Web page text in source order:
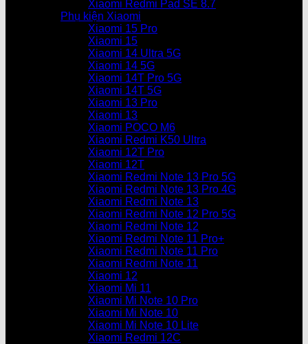
Xiaomi Redmi Pad SE 8.7
Phụ kiện Xiaomi
Xiaomi 15 Pro
Xiaomi 15
Xiaomi 14 Ultra 5G
Xiaomi 14 5G
Xiaomi 14T Pro 5G
Xiaomi 14T 5G
Xiaomi 13 Pro
Xiaomi 13
Xiaomi POCO M6
Xiaomi Redmi K50 Ultra
Xiaomi 12T Pro
Xiaomi 12T
Xiaomi Redmi Note 13 Pro 5G
Xiaomi Redmi Note 13 Pro 4G
Xiaomi Redmi Note 13
Xiaomi Redmi Note 12 Pro 5G
Xiaomi Redmi Note 12
Xiaomi Redmi Note 11 Pro+
Xiaomi Redmi Note 11 Pro
Xiaomi Redmi Note 11
Xiaomi 12
Xiaomi Mi 11
Xiaomi Mi Note 10 Pro
Xiaomi Mi Note 10
Xiaomi Mi Note 10 Lite
Xiaomi Redmi 12C